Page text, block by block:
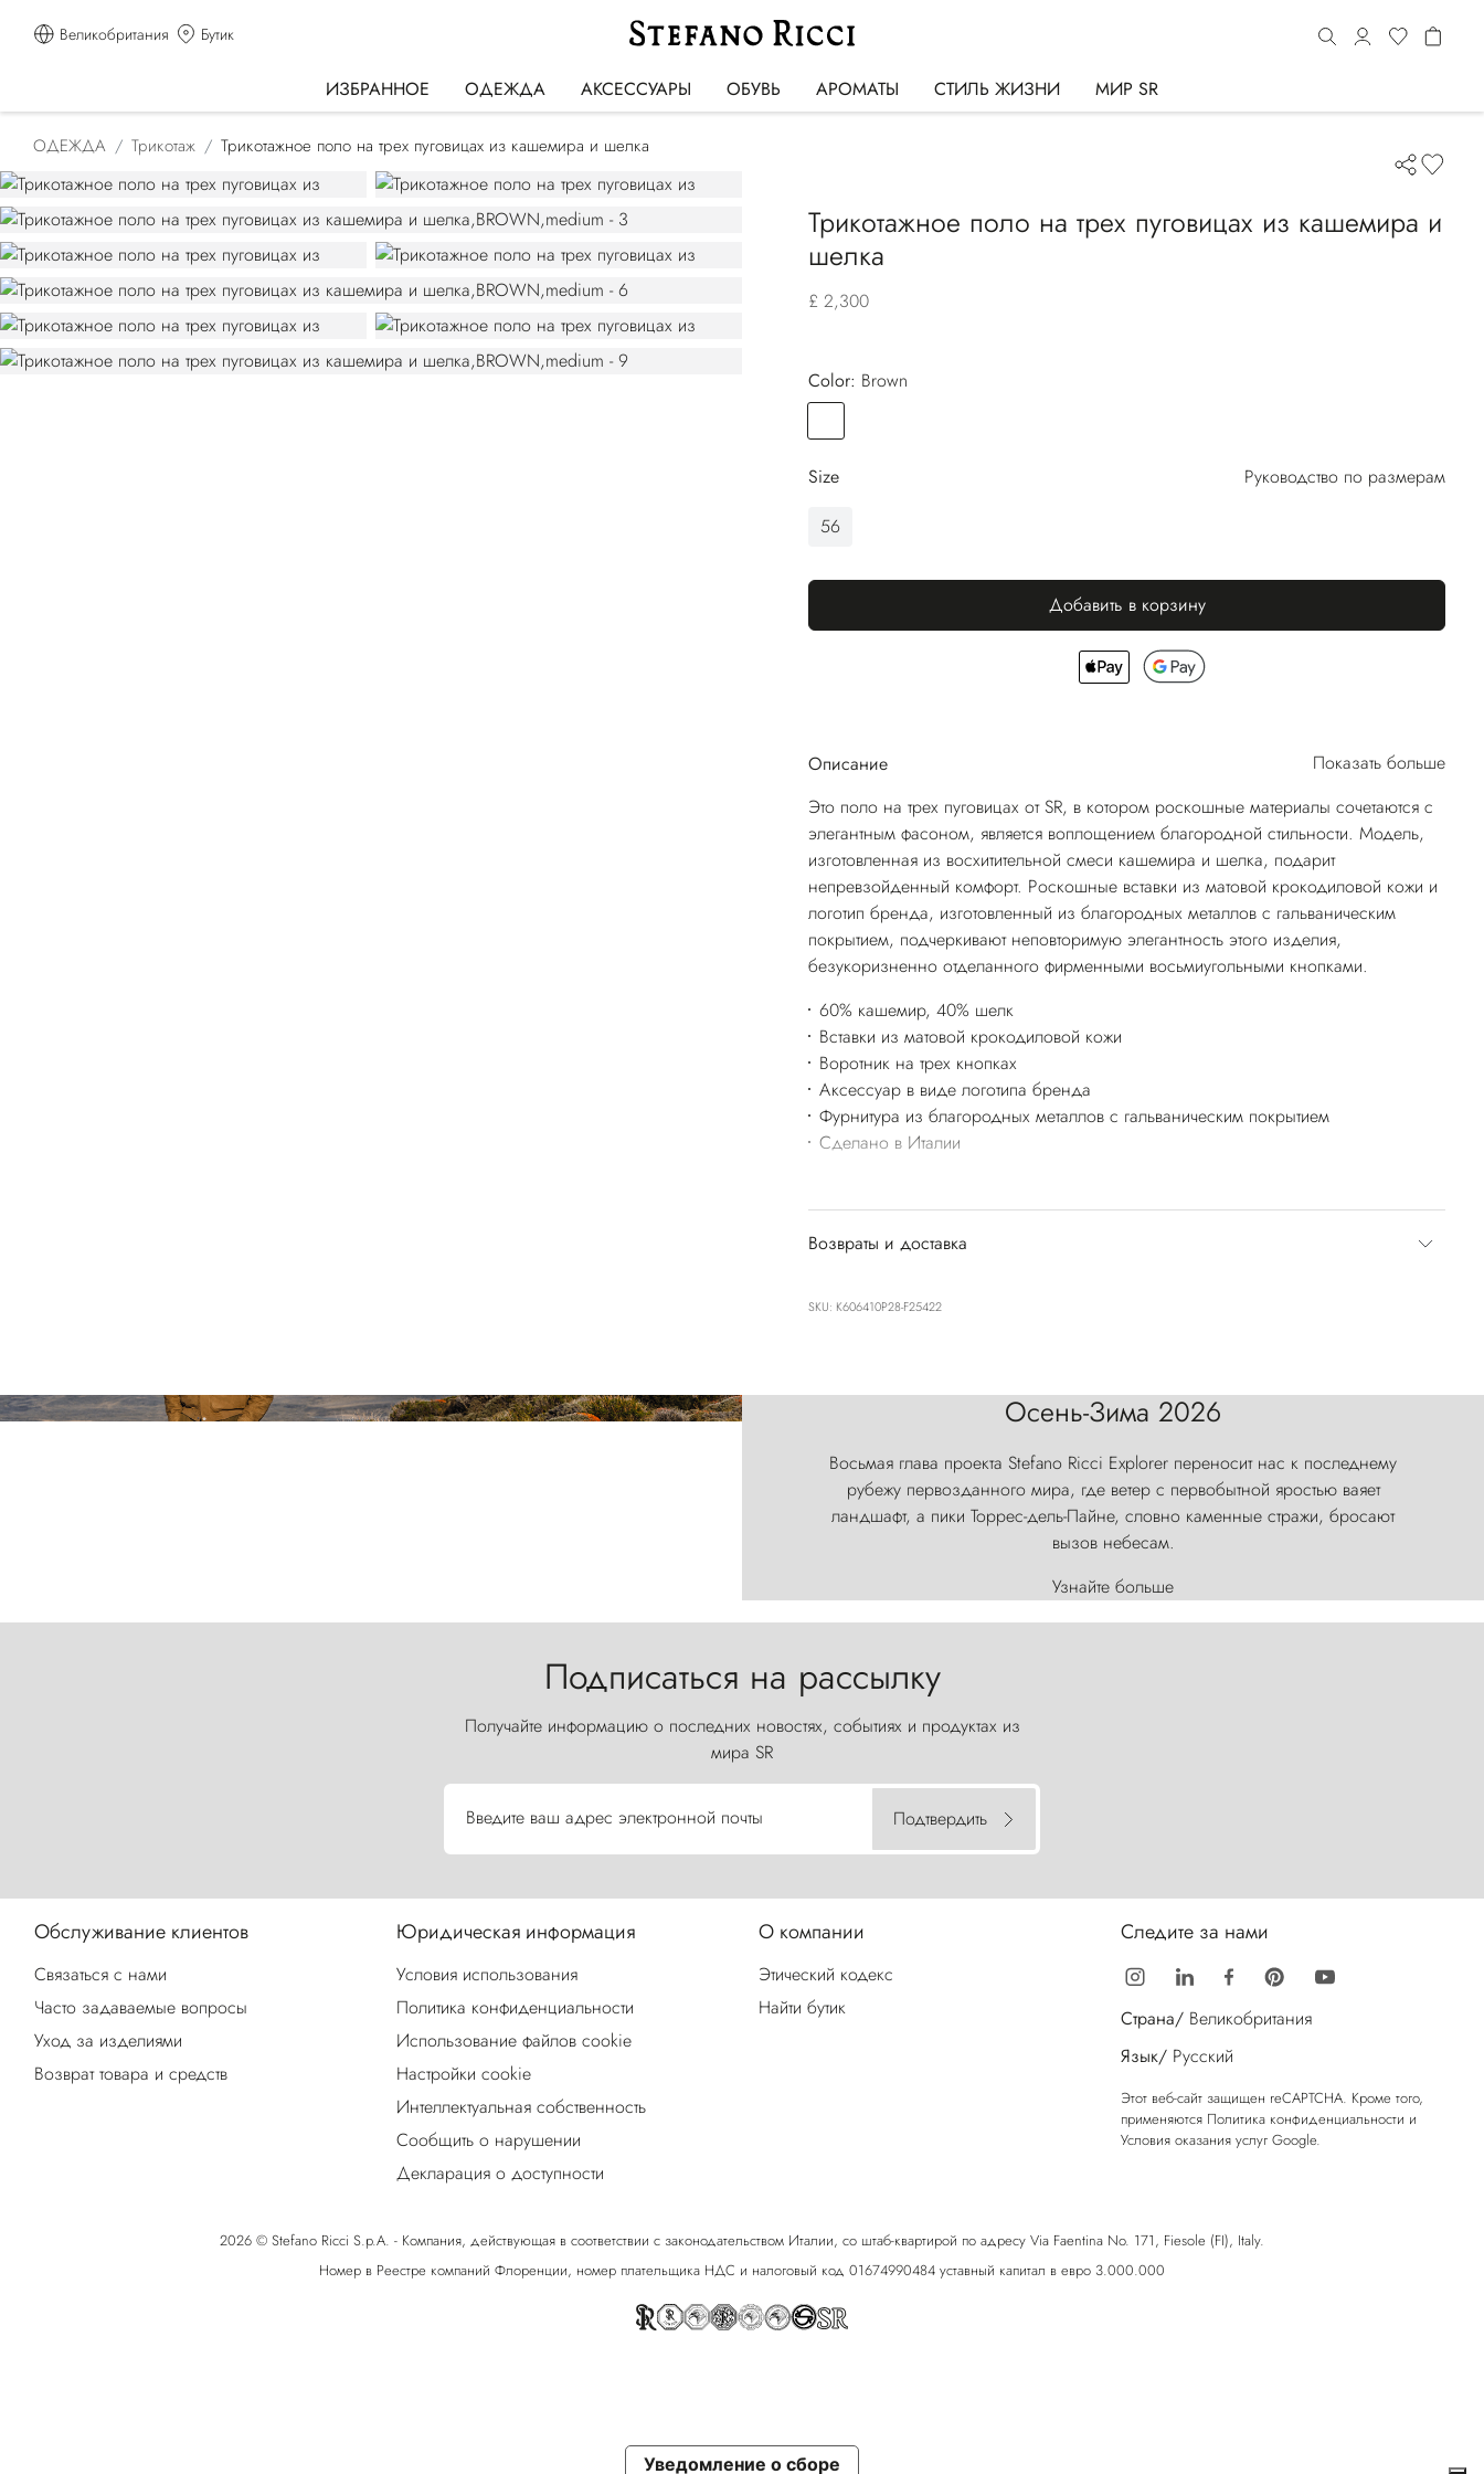
Великобритания Бутик
ИЗБРАННОЕ ОДЕЖДА АКСЕССУАРЫ ОБУВЬ АРОМАТЫ СТИЛЬ ЖИЗНИ МИР SR
ОДЕЖДА Трикотаж Трикотажное поло на трех пуговицах из кашемира и шелка
Трикотажное поло на трех пуговицах из кашемира и
шелка
£ 2,300
Color:
brown
Size
Руководство по размерам
56
Добавить в корзину
Описание
Показать больше
Это поло на трех пуговицах от SR, в котором роскошные материалы сочетаются с
элегантным фасоном, является воплощением благородной стильности. Модель,
изготовленная из восхитительной смеси кашемира и шелка, подарит
непревзойденный комфорт. Роскошные вставки из матовой крокодиловой кожи и
логотип бренда, изготовленный из благородных металлов с гальваническим
покрытием, подчеркивают неповторимую элегантность этого изделия,
безукоризненно отделанного фирменными восьмиугольными кнопками.
60% кашемир, 40% шелк
Вставки из матовой крокодиловой кожи
Воротник на трех кнопках
Аксессуар в виде логотипа бренда
Фурнитура из благородных металлов с гальваническим покрытием
Сделано в Италии
Возвраты и доставка
SKU: K606410P28-F25422
Осень-Зима 2026
Восьмая глава проекта Stefano Ricci Explorer переносит нас к последнему
рубежу первозданного мира, где ветер с первобытной яростью ваяет
ландшафт, а пики Торрес-дель-Пайне, словно каменные стражи, бросают
вызов небесам.
Узнайте больше
Подписаться на рассылку
Получайте информацию о последних новостях, событиях и продуктах из
мира SR
Введите ваш адрес электронной почты Подтвердить
Обслуживание клиентов
Связаться с нами
Часто задаваемые вопросы
Уход за изделиями
Возврат товара и средств
Юридическая информация
Условия использования
Политика конфиденциальности
Использование файлов cookie
Настройки cookie
Интеллектуальная собственность
Сообщить о нарушении
Декларация о доступности
О компании
Этический кодекс
Найти бутик
Следите за нами
Страна/ Великобритания
Язык/ Русский
Этот веб-сайт защищен reCAPTCHA. Кроме того,
применяются Политика конфиденциальности и
Условия оказания услуг Google.
2026 © Stefano Ricci S.p.A. - Компания, действующая в соответствии с законодательством Италии, со штаб-квартирой по адресу Via Faentina No. 171, Fiesole (FI), Italy.
Номер в Реестре компаний Флоренции, номер плательщика НДС и налоговый код 01674990484 уставный капитал в евро 3.000.000
Уведомление о сборе